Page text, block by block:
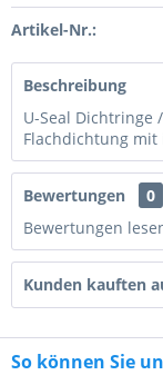
Artikel-Nr.:
Beschreibung
U-Seal Dichtringe
Flachdichtung mit
Bewertungen
0
Bewertungen
Kunden kauften
So können Sie